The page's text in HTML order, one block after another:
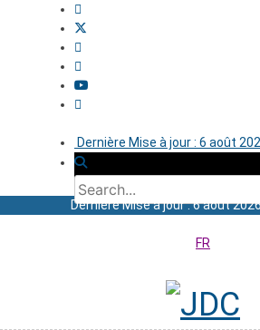
Dernière Mise à jour : 6 août
Dernière Mise à jour : 6 août
FR